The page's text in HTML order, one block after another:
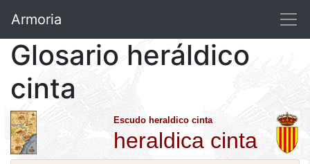
Armoria
Glosario heráldico
cinta
Escudo heraldico cinta
heraldica cinta